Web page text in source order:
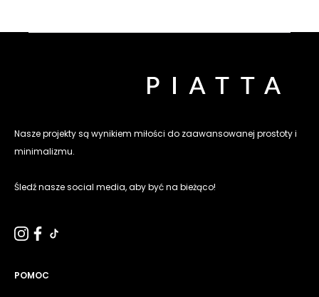
Nasze projekty są wynikiem miłości do zaawansowanej prostoty i
minimalizmu.
Śledź nasze social media, aby być na bieżąco!
POMOC